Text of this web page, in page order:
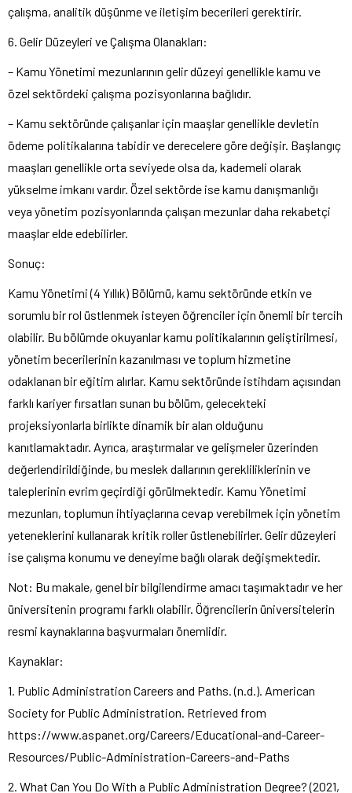
çalışma, analitik düşünme ve iletişim becerileri gerektirir.
6. Gelir Düzeyleri ve Çalışma Olanakları:
– Kamu Yönetimi mezunlarının gelir düzeyi genellikle kamu ve
özel sektördeki çalışma pozisyonlarına bağlıdır.
– Kamu sektöründe çalışanlar için maaşlar genellikle devletin
ödeme politikalarına tabidir ve derecelere göre değişir. Başlangıç
maaşları genellikle orta seviyede olsa da, kademeli olarak
yükselme imkanı vardır. Özel sektörde ise kamu danışmanlığı
veya yönetim pozisyonlarında çalışan mezunlar daha rekabetçi
maaşlar elde edebilirler.
Sonuç:
Kamu Yönetimi (4 Yıllık) Bölümü, kamu sektöründe etkin ve
sorumlu bir rol üstlenmek isteyen öğrenciler için önemli bir tercih
olabilir. Bu bölümde okuyanlar kamu politikalarının geliştirilmesi,
yönetim becerilerinin kazanılması ve toplum hizmetine
odaklanan bir eğitim alırlar. Kamu sektöründe istihdam açısından
farklı kariyer fırsatları sunan bu bölüm, gelecekteki
projeksiyonlarla birlikte dinamik bir alan olduğunu
kanıtlamaktadır. Ayrıca, araştırmalar ve gelişmeler üzerinden
değerlendirildiğinde, bu meslek dallarının gerekliliklerinin ve
taleplerinin evrim geçirdiği görülmektedir. Kamu Yönetimi
mezunları, toplumun ihtiyaçlarına cevap verebilmek için yönetim
yeteneklerini kullanarak kritik roller üstlenebilirler. Gelir düzeyleri
ise çalışma konumu ve deneyime bağlı olarak değişmektedir.
Not: Bu makale, genel bir bilgilendirme amacı taşımaktadır ve her
üniversitenin programı farklı olabilir. Öğrencilerin üniversitelerin
resmi kaynaklarına başvurmaları önemlidir.
Kaynaklar:
1. Public Administration Careers and Paths. (n.d.). American
Society for Public Administration. Retrieved from
https://www.aspanet.org/Careers/Educational-and-Career-
Resources/Public-Administration-Careers-and-Paths
2. What Can You Do With a Public Administration Degree? (2021,